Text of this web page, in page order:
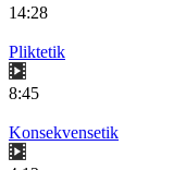
14:28
Pliktetik
8:45
Konsekvensetik